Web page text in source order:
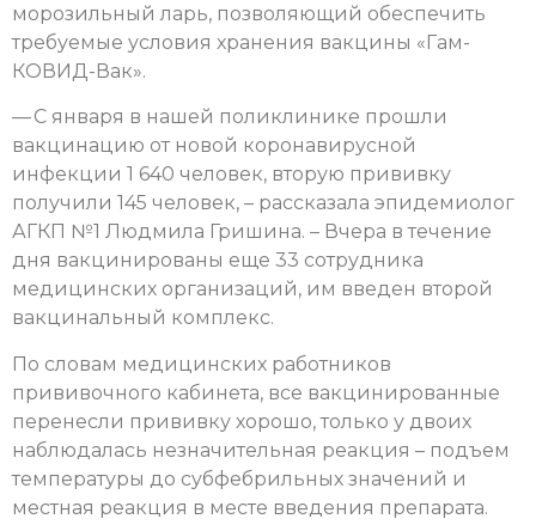
морозильный ларь, позволяющий обеспечить
требуемые условия хранения вакцины «Гам-
КОВИД-Вак».
— С января в нашей поликлинике прошли
вакцинацию от новой коронавирусной
инфекции 1 640 человек, вторую прививку
получили 145 человек, – рассказала эпидемиолог
АГКП №1 Людмила Гришина. – Вчера в течение
дня вакцинированы еще 33 сотрудника
медицинских организаций, им введен второй
вакцинальный комплекс.
По словам медицинских работников
прививочного кабинета, все вакцинированные
перенесли прививку хорошо, только у двоих
наблюдалась незначительная реакция – подъем
температуры до субфебрильных значений и
местная реакция в месте введения препарата.